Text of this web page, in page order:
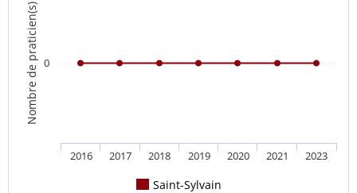
Nombre de praticien(s)
Saint-Sylvain
2016 2017 2018 2019 2020 2021 2023
0